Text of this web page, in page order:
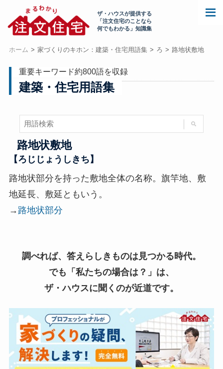
ザ・ハウスが提供する
「注文住宅のことなら
何でもわかる」知識集
ホーム 家づくりのキホン：建築・住宅用語集 ろ 路地状敷地
重要キーワード約800語を収録
建築・住宅用語集
路地状敷地
【ろじじょうしきち】
路地状部分を持った敷地全体の名称。旗竿地、敷
地延長、敷延ともいう。
→ 路地状部分
調べれば、答えらしきものは見つかる時代。
でも「私たちの場合は？」は、
ザ・ハウスに聞くのが近道です。